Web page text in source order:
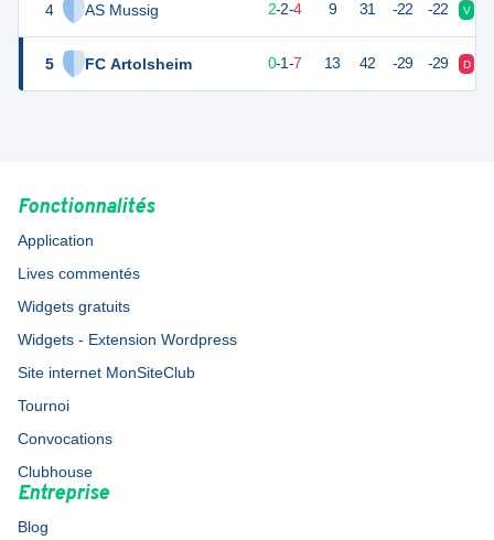
4 AS Mussig
5 FC Artolsheim
2-2-4 9 31 -22 -22 V
0-1-7 13 42 -29 -29 D
Fonctionnalités
Application
Lives commentés
Widgets gratuits
Widgets - Extension Wordpress
Site internet MonSiteClub
Tournoi
Convocations
Clubhouse
Entreprise
Blog